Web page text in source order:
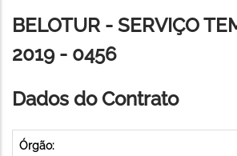
de
navegação
BELOTUR - SERVIÇO
2019 - 0456
Dados do Contrato
Órgão: